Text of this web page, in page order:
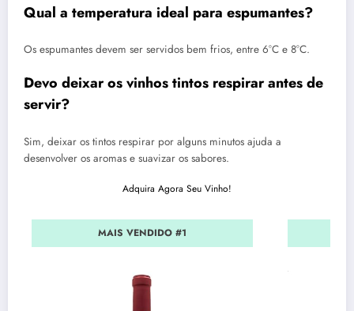
Qual a temperatura ideal para espumantes?
Os espumantes devem ser servidos bem frios, entre 6°C e 8°C.
Devo deixar os vinhos tintos respirar antes de
servir?
Sim, deixar os tintos respirar por alguns minutos ajuda a
desenvolver os aromas e suavizar os sabores.
Adquira Agora Seu Vinho!
MAIS VENDIDO #1